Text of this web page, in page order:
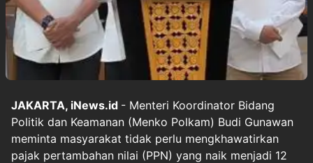
JAKARTA, iNews.id - Menteri Koordinator Bidang
Politik dan Keamanan (Menko Polkam) Budi Gunawan
meminta masyarakat tidak perlu mengkhawatirkan
pajak pertambahan nilai (PPN) yang naik menjadi 12